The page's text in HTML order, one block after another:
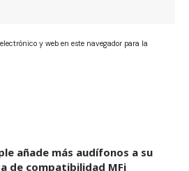
y web en este navegador para la
añade más audífonos a su
de compatibilidad MFi